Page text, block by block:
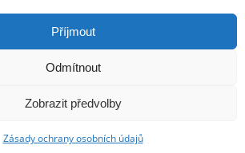
Příjmout
Odmítnout
Zobrazit předvolby
Zásady ochrany osobních údajů